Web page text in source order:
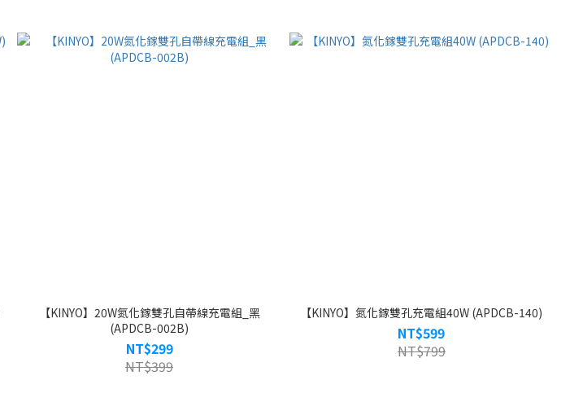
【KINYO】20W氮化鎵雙孔自帶線充電組_黑
(APDCB-002B)
NT$299
NT$399
【KINYO】氮化鎵雙孔充電組40W (APDCB-140)
NT$599
NT$799